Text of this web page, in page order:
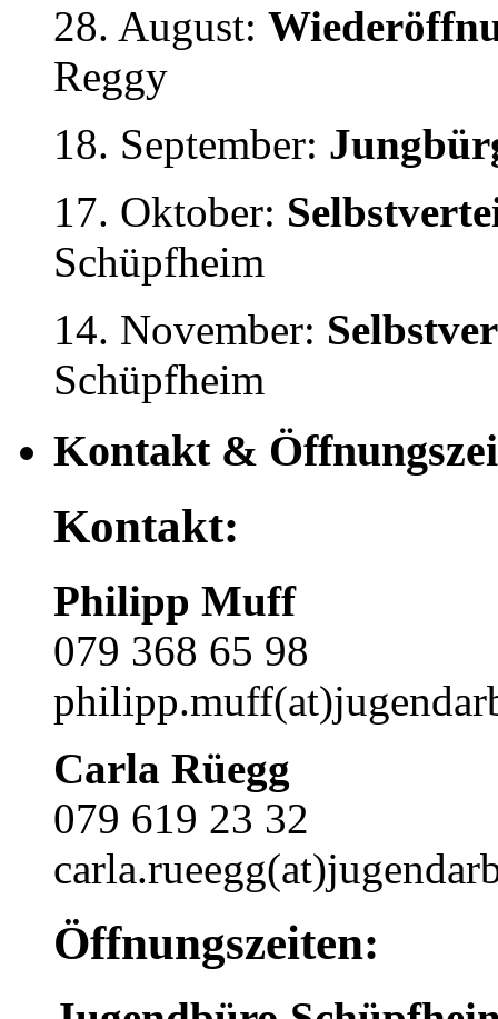
28. August:
Reggy
18. September:
17. Oktober:
Schüpfheim
14. November:
Schüpfheim
Kontakt &
Kontakt:
Philipp Muff
079 368 65 98
Carla Rüegg
079 619 23 32
Öffnungszeiten: